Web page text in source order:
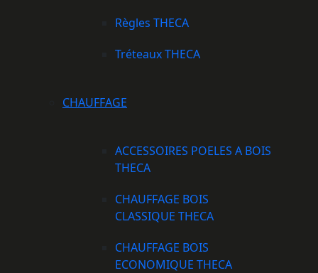
Règles THECA
Tréteaux THECA
CHAUFFAGE
ACCESSOIRES POELES A BOIS
THECA
CHAUFFAGE BOIS
CLASSIQUE THECA
CHAUFFAGE BOIS
ECONOMIQUE THECA